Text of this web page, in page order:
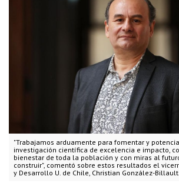
"Trabajamos arduamente para fomentar y
investigación científica de excelencia e impacto,
bienestar de toda la población y con miras al
construir", comentó sobre estos resultados el
y Desarrollo U. de Chile, Christian González-Billault.